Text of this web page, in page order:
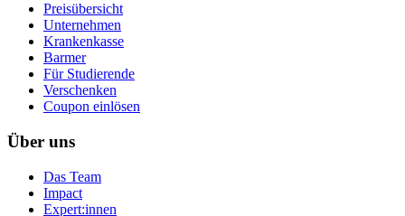
Preisübersicht
Unternehmen
Krankenkasse
Barmer
Für Studierende
Ver­schen­ken
Coupon einlösen
Über uns
Das Team
Impact
Expert:innen